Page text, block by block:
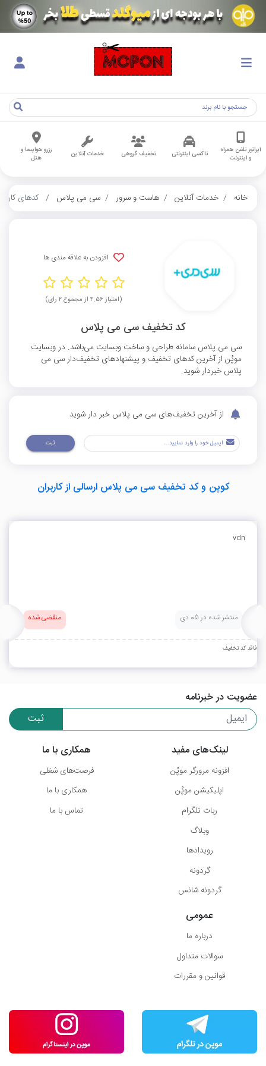
اپراتور تلفن همراه
و اینترنت
تاکسی اینترنتی تخفیف گروهی خدمات آنلاین
رزرو هواپیما و
هتل
خانه خدمات آنلاین هاست و سرور سی می پلاس کدهای
افزودن به علاقه مندی ها
(امتیاز ۴.۵۶ از مجموع ۲ رای)
کد تخفیف سی می پلاس
سی می پلاس سامانه طراحی و ساخت وبسایت می‌باشد. در وبسایت
موپُن از آخرین کدهای تخفیف و پیشنهادهای تخفیف‌دار سی می
پلاس خبردار شوید.
از آخرین تخفیف‌های سی می پلاس خبر دار شوید
ثبت
کوپن و کد تخفیف سی می پلاس ارسالی از کاربران
vdn
منتشر شده در 05 دی منقضی شده
فاقد کد تخفیف
عضویت در خبرنامه
ثبت
لینک‌های مفید
افزونه مرورگر موپُن
اپلیکیشن موپُن
ربات تلگرام
وبلاگ
رویدادها
گردونه
گردونه شانس
همکاری با ما
فرصت‌های شغلی
همکاری با ما
تماس با ما
عمومی
درباره ما
سوالات متداول
قوانین و مقررات